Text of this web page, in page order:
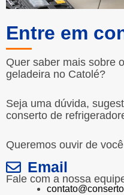
Entre em
Quer saber mais sobre
geladeira no Catolé?
Seja uma dúvida,
conserto de
Queremos ouvir de
Email
Fale com a nossa